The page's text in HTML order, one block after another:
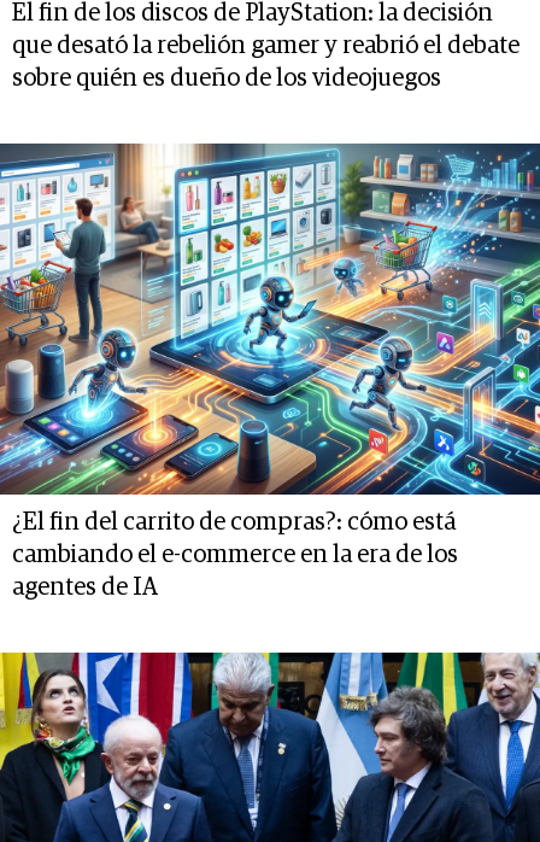
El fin de los discos de PlayStation: la decisión
que desató la rebelión gamer y reabrió el debate
sobre quién es dueño de los videojuegos
¿El fin del carrito de compras?: cómo está
cambiando el e-commerce en la era de los
agentes de IA